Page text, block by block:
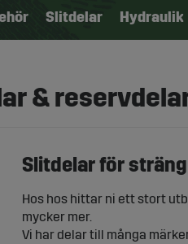
Slitdelar Hydraulik
&
Slitdelar för
Hos hos hittar ni ett stort
mycker mer.
Vi har delar till många